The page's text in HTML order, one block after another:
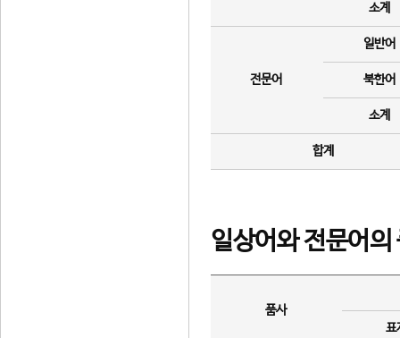
소계
전문어
일반어
북한어
소계
합계
일상어와 전문어의
품사
표